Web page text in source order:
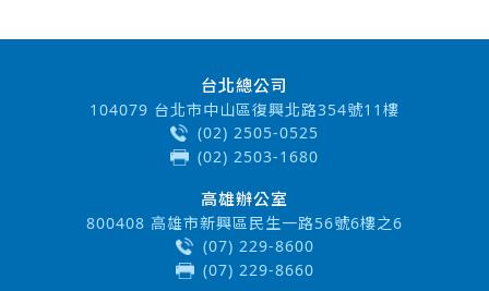
台北總公司
104079 台北市中山區復興北路354號11樓
(02) 2505-0525
(02) 2503-1680
高雄辦公室
800408 高雄市新興區民生一路56號6樓之6
(07) 229-8600
(07) 229-8660